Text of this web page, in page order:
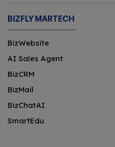
BIZFLY MARTECH
BizWebsite
AI Sales Agent
BizCRM
BizMail
BizChatAI
SmartEdu